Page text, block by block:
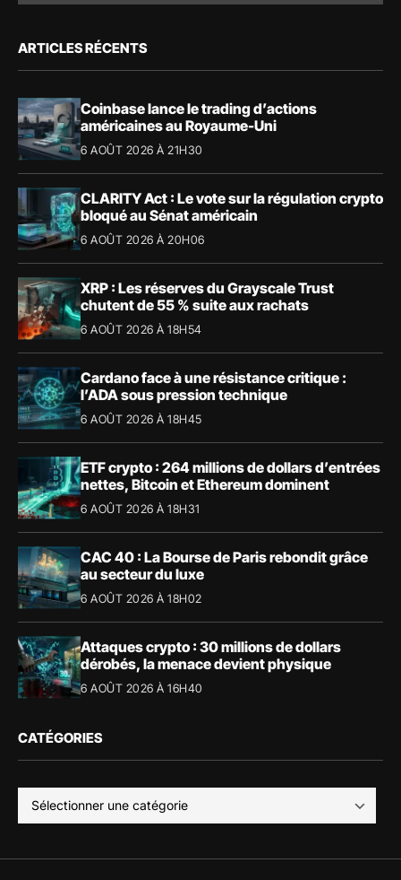
ARTICLES RÉCENTS
Coinbase lance le trading d’actions
américaines au Royaume-Uni
6 AOÛT 2026 À 21H30
CLARITY Act : Le vote sur la régulation crypto
bloqué au Sénat américain
6 AOÛT 2026 À 20H06
XRP : Les réserves du Grayscale Trust
chutent de 55 % suite aux rachats
6 AOÛT 2026 À 18H54
Cardano face à une résistance critique :
l’ADA sous pression technique
6 AOÛT 2026 À 18H45
ETF crypto : 264 millions de dollars d’entrées
nettes, Bitcoin et Ethereum dominent
6 AOÛT 2026 À 18H31
CAC 40 : La Bourse de Paris rebondit grâce
au secteur du luxe
6 AOÛT 2026 À 18H02
Attaques crypto : 30 millions de dollars
dérobés, la menace devient physique
6 AOÛT 2026 À 16H40
CATÉGORIES